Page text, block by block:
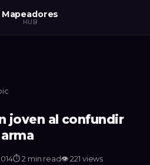
Mapeadores
HUB
joven al confundir
⏱2 min read👁221 views